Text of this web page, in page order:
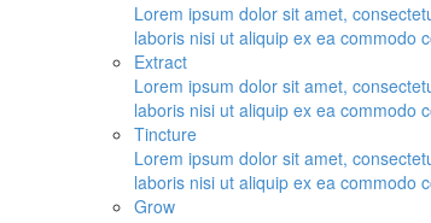
Lorem ipsum dolor sit amet,
laboris nisi ut aliquip ex ea commodo
Extract
Lorem ipsum dolor sit amet,
laboris nisi ut aliquip ex ea commodo
Tincture
Lorem ipsum dolor sit amet,
laboris nisi ut aliquip ex ea commodo
Grow